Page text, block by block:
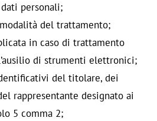
personali;
del trattamento;
in caso di trattamento
di strumenti elettronici;
del titolare, dei
rappresentante designato ai
5 comma 2;